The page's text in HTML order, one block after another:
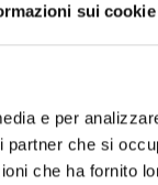
sui cookie
e per
partner che si
che ha fornito